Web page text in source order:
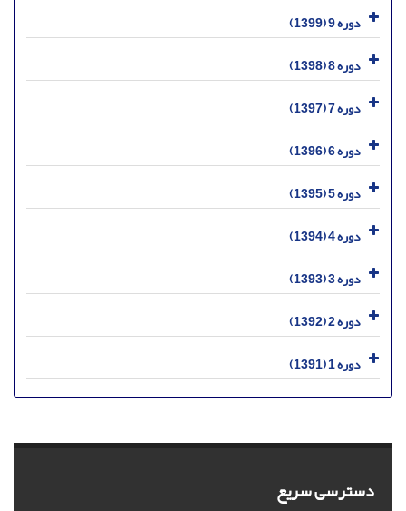
دوره 9 (1399)
دوره 8 (1398)
دوره 7 (1397)
دوره 6 (1396)
دوره 5 (1395)
دوره 4 (1394)
دوره 3 (1393)
دوره 2 (1392)
دوره 1 (1391)
دسترسی سریع